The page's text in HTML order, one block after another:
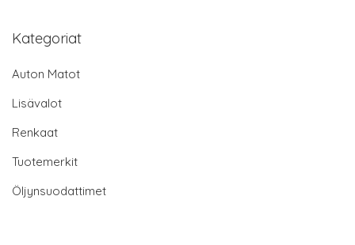
Kategoriat
Auton Matot
Lisävalot
Renkaat
Tuotemerkit
Öljynsuodattimet